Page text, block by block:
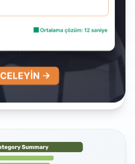
fark edin.
için uyarılar ve